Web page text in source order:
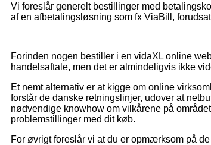
Vi foreslår generelt bestillinger med
af en afbetalingsløsning som fx ViaBill,
Forinden nogen bestiller i en vidaXL online
handelsaftale, men det er almindeligvis ikke
Et nemt alternativ er at kigge om online
forstår de danske retningslinjer, udover at
nødvendige knowhow om vilkårene på
problemstillinger med dit køb.
For øvrigt foreslår vi at du er opmærksom på